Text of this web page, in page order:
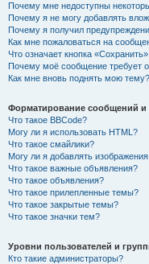
Почему мне недоступны
Почему я не могу добавлять
Почему я получил
Как мне пожаловаться на
Что означает кнопка
Почему моё сообщение требует
Как мне вновь поднять мою тему?
Форматирование сообщений и
Что такое BBCode?
Могу ли я использовать HTML?
Что такое смайлики?
Могу ли я добавлять
Что такое важные объявления?
Что такое объявления?
Что такое прилепленные темы?
Что такое закрытые темы?
Что такое значки тем?
Уровни пользователей и
Кто такие администраторы?